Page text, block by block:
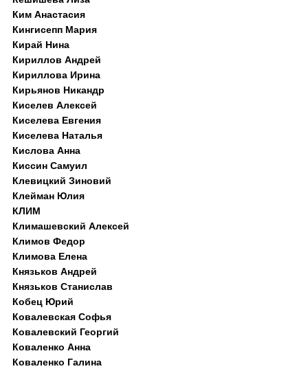
Ким Анастасия
Кингисепп Мария
Кирай Нина
Кириллов Андрей
Кириллова Ирина
Кирьянов Никандр
Киселев Алексей
Киселева Евгения
Киселева Наталья
Кислова Анна
Киссин Самуил
Клевицкий Зиновий
Клейман Юлия
КЛИМ
Климашевский Алексей
Климов Федор
Климова Елена
Князьков Андрей
Князьков Станислав
Кобец Юрий
Ковалевская Софья
Ковалевский Георгий
Коваленко Анна
Коваленко Галина